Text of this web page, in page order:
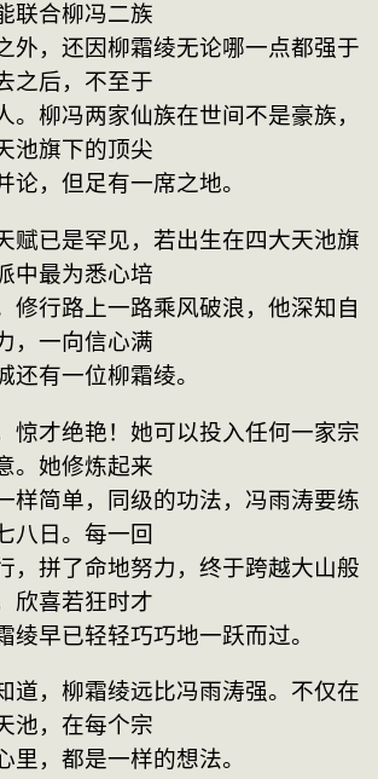
联合柳冯二族
外，还因柳霜绫无论哪一点都强于
之后，不至于
。柳冯两家仙族在世间不是豪族，
池旗下的顶尖
论，但足有一席之地。
已是罕见，若出生在四大天池旗
中最为悉心培
修行路上一路乘风破浪，他深知自
，一向信心满
还有一位柳霜绫。
才绝艳！她可以投入任何一家宗
。她修炼起来
样简单，同级的功法，冯雨涛要练
八日。每一回
，拼了命地努力，终于跨越大山般
欣喜若狂时才
绫早已轻轻巧巧地一跃而过。
，柳霜绫远比冯雨涛强。不仅在
池，在每个宗
里，都是一样的想法。